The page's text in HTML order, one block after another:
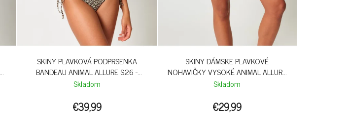
SKINY PLAVKOVÁ PODPRSENKA
BANDEAU ANIMAL ALLURE S26 -
BIRCHGINGER LEO
Skladom
€39,99
SKINY DÁMSKE PLAVKOVÉ
NOHAVIČKY VYSOKÉ ANIMAL ALLURE
S26 - BIRCHGINGER LEO
Skladom
€29,99